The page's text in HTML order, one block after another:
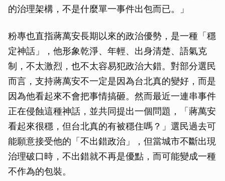
的治理架構，不是什麼單一事件出包而已。」
粉專也直指蔣萬安長期以來的政治優勢，是一種「穩
定神話」，他形象乾淨、年輕、出身清楚、語氣克
制，不太激烈，也不太容易犯政治大錯。對部分選民
而言，支持蔣萬安不一定是因為台北真的變好，而是
因為他看起來不會把事情搞砸。然而最近一連串事件
正在侵蝕這種神話，並共同提出一個問題，「蔣萬安
看起來很穩，但台北真的有被穩住嗎？」選民過去可
能願意接受他的「不出錯政治」，但當城市不斷出現
治理破口時，不出錯就不再是優點，而可能變成一種
不作為的包裝。